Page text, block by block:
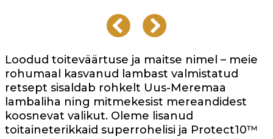
Loodud toiteväärtuse ja maitse nimel – meie
rohumaal kasvanud lambast valmistatud
retsept sisaldab rohkelt Uus-Meremaa
lambaliha ning mitmekesist mereandidest
koosnevat valikut. Oleme lisanud
toitaineterikkaid superrohelisi ja Protect10™